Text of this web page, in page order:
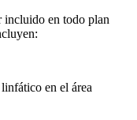
incluido en todo plan
en el área